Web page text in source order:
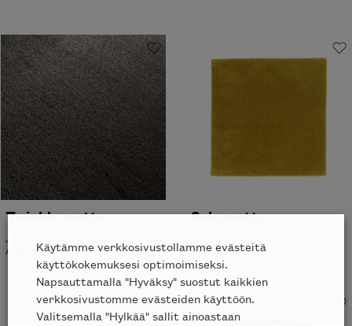
Twinkle matto
JAB
ALK. 269€
Solo matto
ALK.517€
Käytämme verkkosivustollamme evästeitä
käyttökokemuksesi optimoimiseksi.
Napsauttamalla "Hyväksy" suostut kaikkien
verkkosivustomme evästeiden käyttöön.
Valitsemalla "Hylkää" sallit ainoastaan